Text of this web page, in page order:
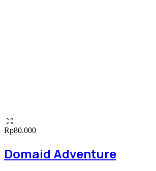
Rp80.000
Domaid Adventure